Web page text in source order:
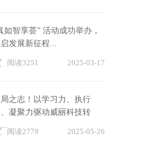
如智享荟” 活动成功举办，
发展新征程...
阅读3251 2025-03-17
之志！以学习力、执行
凝聚力驱动威丽科技转
阅读2779 2025-05-26